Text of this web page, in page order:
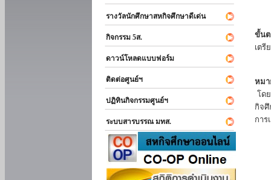
รางวัลนักศึกษาสหกิจศึกษาดีเด่น
กิจกรรม 5ส.
ดาวน์โหลดแบบฟอร์ม
ติดต่อศูนย์ฯ
ปฏิทินกิจกรรมศูนย์ฯ
ระบบสารบรรณ มทส.
ขั้น
เตรี
หมา
โด
กิจ
การ